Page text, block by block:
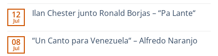
dedicado
–
Interpreta
comentarios
🎹
Iriarte
12
Jul
Ilan Chester junto Ronald Borjas – “Pa Lante“
comentarios
en
08
Jul
“Un Canto para Venezuela“ – Alfredo Naranjo